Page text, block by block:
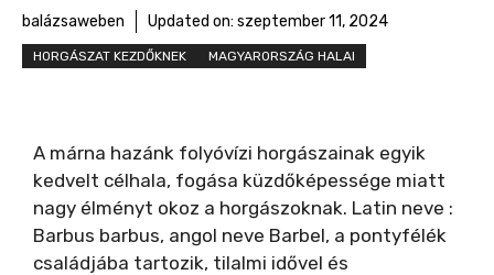
balázsaweben Updated on: szeptember 11, 2024
HORGÁSZAT KEZDŐKNEK MAGYARORSZÁG HALAI
A márna hazánk folyóvízi horgászainak egyik
kedvelt célhala, fogása küzdőképessége miatt
nagy élményt okoz a horgászoknak. Latin neve :
Barbus barbus, angol neve Barbel, a pontyfélék
családjába tartozik, tilalmi idővel és